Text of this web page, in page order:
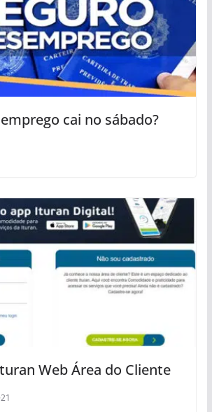
cai no sábado?
Web Área do Cliente